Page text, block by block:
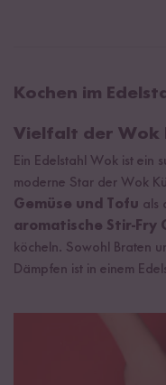
Kochen im
Vielfalt der Wok
Ein Edelstahl Wok ist ein
moderne Star der Wok
Gemüse und Tofu als
aromatische Stir-Fry
köcheln. Sowohl Braten
Dämpfen ist in einem